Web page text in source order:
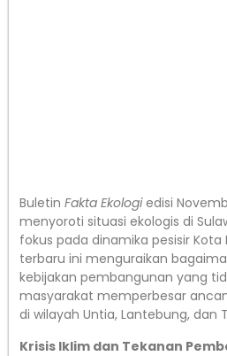
Buletin Fakta Ekologiedisi
menyoroti situasi ekologis di
fokus pada dinamika pesisir Kota
terbaru ini menguraikan
kebijakan pembangunan yang
masyarakat memperbesar
di wilayah Untia, Lantebung, dan
Krisis Iklim dan Tekanan